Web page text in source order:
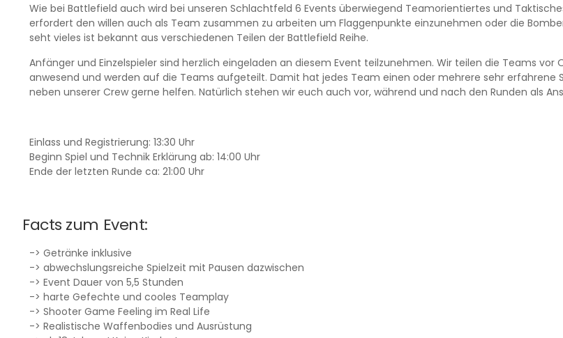
Wie bei Battlefield auch wird bei unseren Schlachtfeld 6 Events überwiegend Teamorientiertes und
erfordert den willen auch als Team zusammen zu arbeiten um Flaggenpunkte einzunehmen oder die
seht vieles ist bekannt aus verschiedenen Teilen der Battlefield Reihe.
Anfänger und Einzelspieler sind herzlich eingeladen an diesem Event teilzunehmen. Wir teilen die Teams vor
anwesend und werden auf die Teams aufgeteilt. Damit hat jedes Team einen oder mehrere sehr erfahrene
neben unserer Crew gerne helfen. Natürlich stehen wir euch auch vor, während und nach den Runden als
Einlass und Registrierung: 13:30 Uhr
Beginn Spiel und Technik Erklärung ab: 14:00 Uhr
Ende der letzten Runde ca: 21:00 Uhr
Facts zum Event:
-> Getränke inklusive
-> abwechslungsreiche Spielzeit mit Pausen dazwischen
-> Event Dauer von 5,5 Stunden
-> harte Gefechte und cooles Teamplay
-> Shooter Game Feeling im Real Life
-> Realistische Waffenbodies und Ausrüstung